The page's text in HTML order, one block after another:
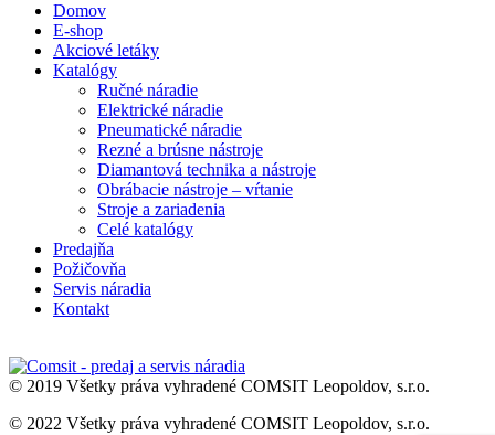
Domov
E-shop
Akciové letáky
Katalógy
Ručné náradie
Elektrické náradie
Pneumatické náradie
Rezné a brúsne nástroje
Diamantová technika a nástroje
Obrábacie nástroje – vŕtanie
Stroje a zariadenia
Celé katalógy
Predajňa
Požičovňa
Servis náradia
Kontakt
© 2019 Všetky práva vyhradené COMSIT Leopoldov, s.r.o.
© 2022 Všetky práva vyhradené COMSIT Leopoldov, s.r.o.